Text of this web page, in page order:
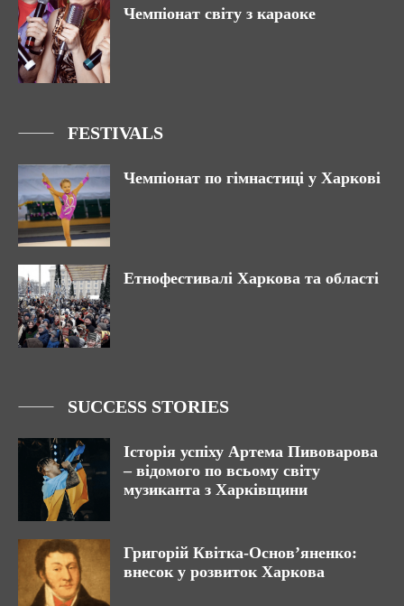
Чемпіонат світу з караоке
FESTIVALS
Чемпіонат по гімнастиці у Харкові
Етнофестивалі Харкова та області
SUCCESS STORIES
Історія успіху Артема Пивоварова
– відомого по всьому світу
музиканта з Харківщини
Григорій Квітка-Основ’яненко:
внесок у розвиток Харкова